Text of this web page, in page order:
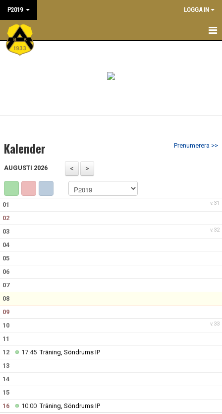
P2019 LOGGA IN
P2019
DOKUMENT
Prenumerera >>
Kalender
AUGUSTI 2026
v.31
01
02
v.32
03
04
05
06
07
08
09
v.33
10
11
12
17:45Träning, Söndrums IP
13
14
15
16
10:00Träning, Söndrums IP